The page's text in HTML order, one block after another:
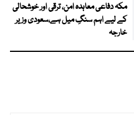
مکہ دفاعی معاہدہ امن، ترقی اور خوشحالی
کے لیے اہم سنگِ میل ہے،سعودی وزیر
خارجہ